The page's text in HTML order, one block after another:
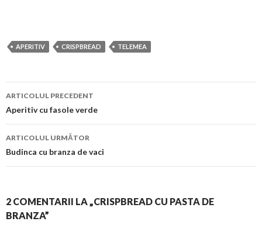
APERITIV CRISPBREAD TELEMEA
Navigare
în
articol
ARTICOLUL PRECEDENT
Aperitiv cu fasole verde
ARTICOLUL URMĂTOR
Budinca cu branza de vaci
2 COMENTARII LA „CRISPBREAD CU PASTA DE
BRANZA”